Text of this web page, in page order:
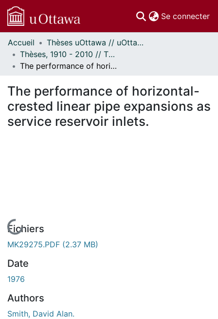
Se connecter
Communautés
et collections
Parcourir
À propos
Accueil
Thèses uOttawa // uOttawa Theses
Thèses, 1910 - 2010 // Theses, 1910 - 2010
The performance of horizontal-crested linear pipe expansions as service reservoir inlets.
The performance of horizontal-
crested linear pipe expansions as
service reservoir inlets.
En cours de chargement...
Fichiers
MK29275.PDF (2.37 MB)
Date
1976
Authors
Smith, David Alan.